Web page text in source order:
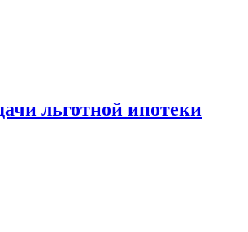
льготной ипотеки